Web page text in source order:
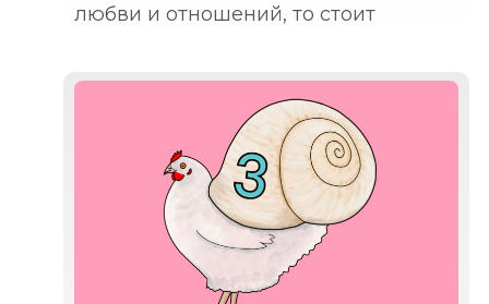
любви и отношений, то стоит
представления, что кому-то нужны
ваши проблемы.⠀ Вы можете
бережно складывать их в свою